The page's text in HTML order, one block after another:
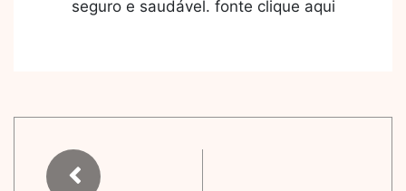
seguro e saudável. fonte clique aqui